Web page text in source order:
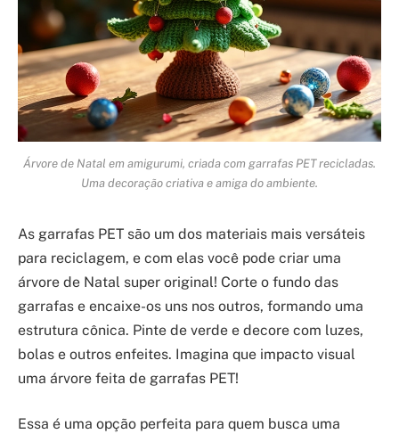
Árvore de Natal em amigurumi, criada com garrafas PET recicladas.
Uma decoração criativa e amiga do ambiente.
As garrafas PET são um dos materiais mais versáteis
para reciclagem, e com elas você pode criar uma
árvore de Natal super original! Corte o fundo das
garrafas e encaixe-os uns nos outros, formando uma
estrutura cônica. Pinte de verde e decore com luzes,
bolas e outros enfeites. Imagina que impacto visual
uma árvore feita de garrafas PET!
Essa é uma opção perfeita para quem busca uma